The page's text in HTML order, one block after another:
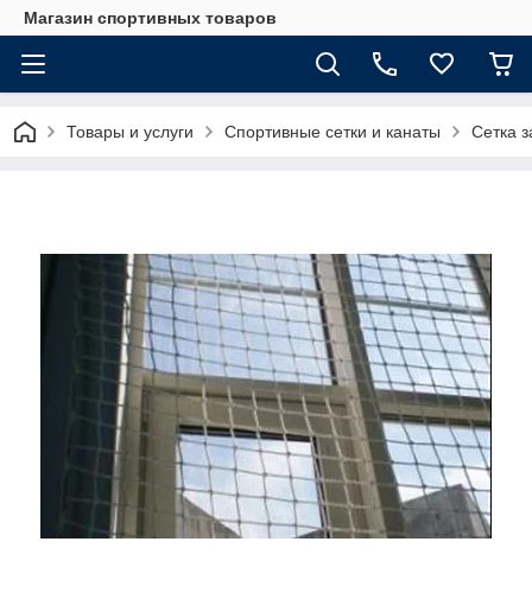
Магазин спортивных товаров
Товары и услуги Спортивные сетки и канаты Сетка